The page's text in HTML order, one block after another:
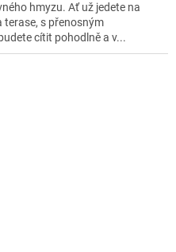
hmyzu. Ať už jedete na
terase, s přenosným
cítit pohodlně a v...